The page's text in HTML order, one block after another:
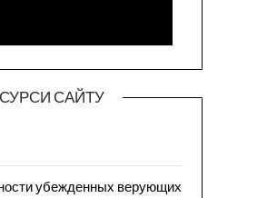
САЙТУ
убежденных верующих